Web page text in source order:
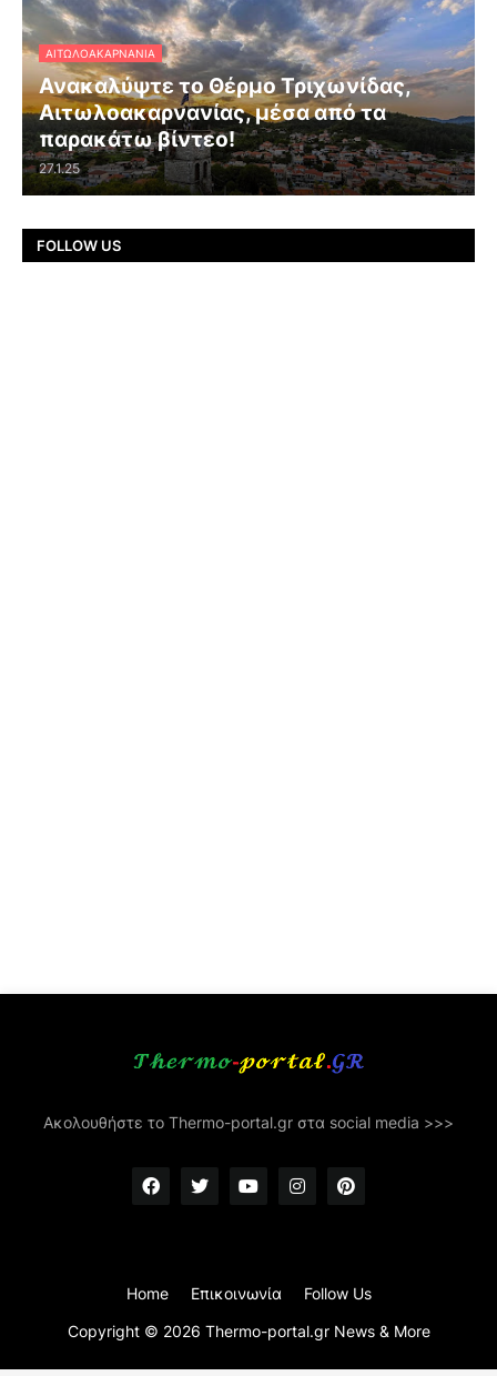
ΑΙΤΩΛΟΑΚΑΡΝΑΝΊΑ
Ανακαλύψτε το Θέρμο Τριχωνίδας,
Αιτωλοακαρνανίας, μέσα από τα
παρακάτω βίντεο!
27.1.25
FOLLOW US
Ακολουθήστε το Thermo-portal.gr στα social media >>>
Copyright © 2026 Thermo-portal.gr News & More
Home Επικοινωνία Follow Us